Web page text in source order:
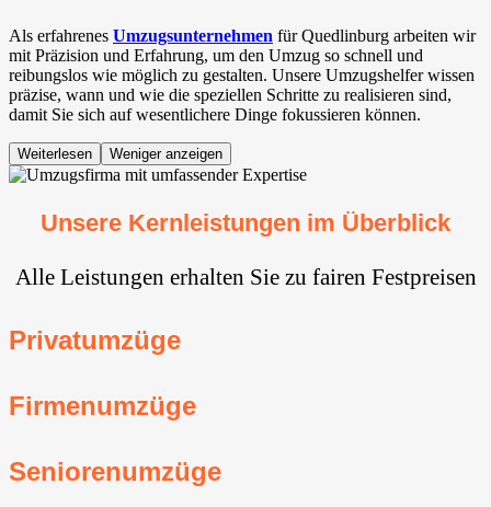
Als erfahrenes Umzugsunternehmen für Quedlinburg arbeiten wir
mit Präzision und Erfahrung, um den Umzug so schnell und
reibungslos wie möglich zu gestalten. Unsere Umzugshelfer wissen
präzise, wann und wie die speziellen Schritte zu realisieren sind,
damit Sie sich auf wesentlichere Dinge fokussieren können.
Weiterlesen Weniger anzeigen
Unsere Kernleistungen im Überblick
Alle Leistungen erhalten Sie zu fairen Festpreisen
Privatumzüge
Firmenumzüge
Seniorenumzüge